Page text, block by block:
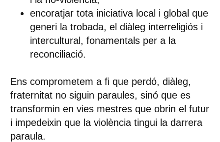
encoratjar tota iniciativa local i global que
generi la trobada, el diàleg interreligiós i
intercultural, fonamentals per a la
reconciliació.
Ens comprometem a fi que perdó, diàleg,
fraternitat no siguin paraules, sinó que es
transformin en vies mestres que obrin el futur
i impedeixin que la violència tingui la darrera
paraula.